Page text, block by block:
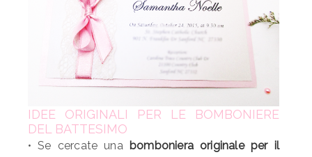
IDEE ORIGINALI PER LE BOMBONIERE
DEL BATTESIMO
• Se cercate una bomboniera originale per il